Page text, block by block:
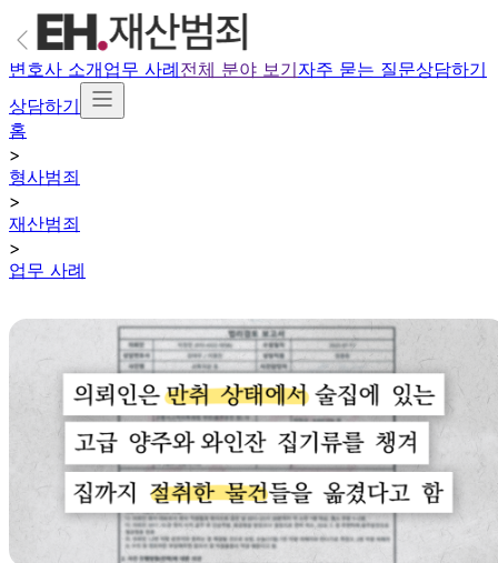
변호사 소개업무 사례전체 분야 보기자주 묻는 질문상담하기
상담하기
홈
>
형사범죄
>
재산범죄
>
업무 사례